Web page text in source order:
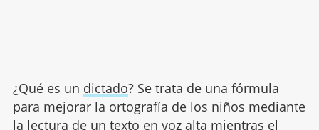
¿Qué es un dictado? Se trata de una fórmula
para mejorar la ortografía de los niños mediante
la lectura de un texto en voz alta mientras el